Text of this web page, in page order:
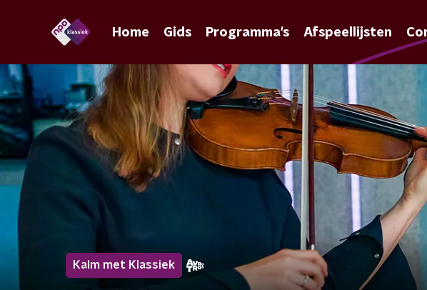
Home Gids Programma's Afspeellijsten
Kalm met Klassiek